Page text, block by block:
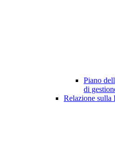
Piano
di
Relazione sulla